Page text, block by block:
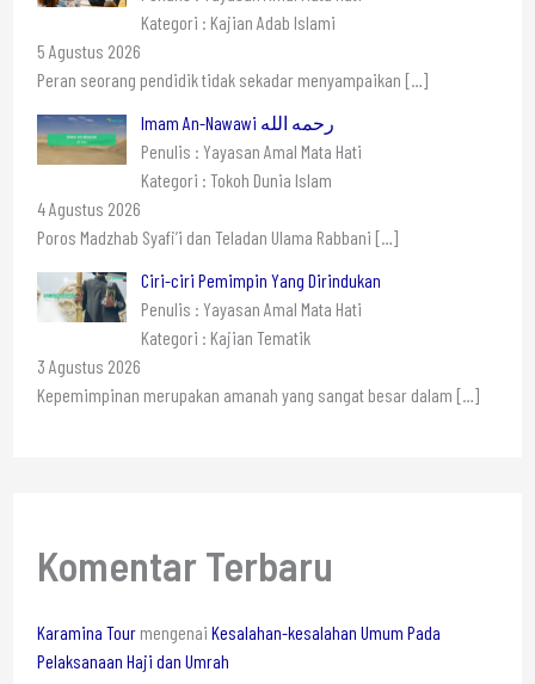
Kategori : Kajian Adab Islami
5 Agustus 2026
Peran seorang pendidik tidak sekadar menyampaikan […]
Imam An-Nawawi رحمه الله
Penulis : Yayasan Amal Mata Hati
Kategori : Tokoh Dunia Islam
4 Agustus 2026
Poros Madzhab Syafi’i dan Teladan Ulama Rabbani […]
Ciri-ciri Pemimpin Yang Dirindukan
Penulis : Yayasan Amal Mata Hati
Kategori : Kajian Tematik
3 Agustus 2026
Kepemimpinan merupakan amanah yang sangat besar dalam […]
Komentar Terbaru
Karamina Tourmengenai Kesalahan-kesalahan Umum Pada
Pelaksanaan Haji dan Umrah